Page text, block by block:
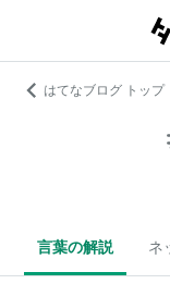
はてなブログ トップ
言葉の解説 ネ